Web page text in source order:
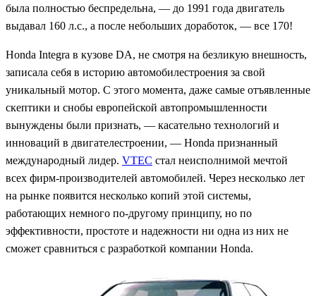
была полностью беспредельна, — до 1991 года двигатель
выдавал 160 л.с., а после небольших доработок, — все 170!
Honda Integra в кузове DA, не смотря на безликую внешность,
записала себя в историю автомобилестроения за свой
уникальный мотор. С этого момента, даже самые отъявленные
скептики и снобы европейской автопромышленности
вынуждены были признать, — касательно технологий и
инноваций в двигателестроении, — Honda признанный
международный лидер. VTEC стал неисполнимой мечтой
всех фирм-производителей автомобилей. Через несколько лет
на рынке появится несколько копий этой системы,
работающих немного по-другому принципу, но по
эффективности, простоте и надежности ни одна из них не
сможет сравниться с разработкой компании Honda.